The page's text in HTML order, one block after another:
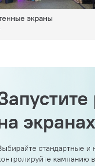
экраны
стандартные
кампанию